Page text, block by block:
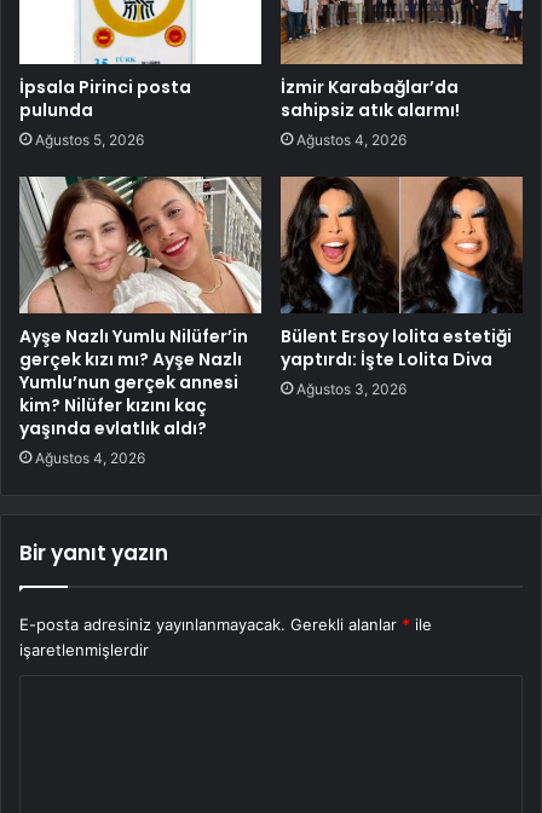
İpsala Pirinci posta
pulunda
Ağustos 5, 2026
İzmir Karabağlar’da
sahipsiz atık alarmı!
Ağustos 4, 2026
Ayşe Nazlı Yumlu Nilüfer’in
gerçek kızı mı? Ayşe Nazlı
Yumlu’nun gerçek annesi
kim? Nilüfer kızını kaç
yaşında evlatlık aldı?
Ağustos 4, 2026
Bülent Ersoy lolita estetiği
yaptırdı: İşte Lolita Diva
Ağustos 3, 2026
Bir yanıt yazın
E-posta adresiniz yayınlanmayacak. Gerekli alanlar * ile
işaretlenmişlerdir